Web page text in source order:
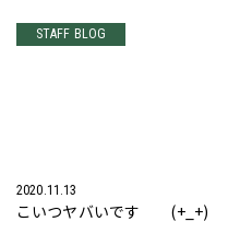
STAFF BLOG
2020.11.13
こいつヤバいです (+_+)